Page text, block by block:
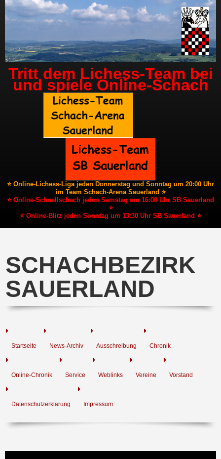
Tritt dem Lichess-Team bei
und spiele Online-Schach
⭐ Online-Lichess-Liga jeden Donnerstag und Sonntag um 20:00 Uhr
im Team Schach-Arena Sauerland ⭐
⭐ Online-Schnellschach jeden Samstag um 16:00 Uhr SB Sauerland
⭐
⭐ Online-Blitz jeden Sonntag um 13:30 Uhr SB Sauerland ⭐
SCHACHBEZIRK
SAUERLAND
Startseite News-Archiv Ausschreibung Chronik
Online-Chronik Service Weblinks Vereine Vorstand
Datenschutzerklärung Impressum